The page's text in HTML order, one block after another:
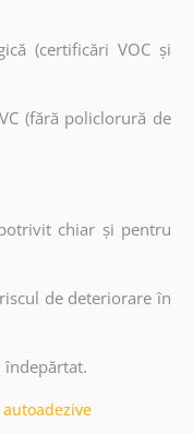
(certificări VOC și
(fără policlorură de
chiar și pentru
de deteriorare în
îndepărtat.